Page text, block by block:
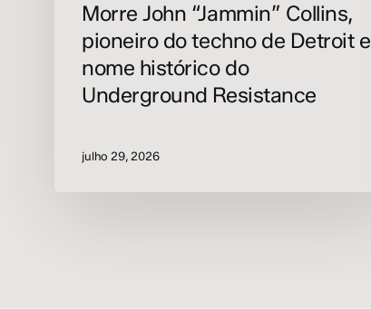
Resistance
Morre John “Jammin” Collins,
pioneiro do techno de Detroit e
nome histórico do
Underground Resistance
julho 29, 2026